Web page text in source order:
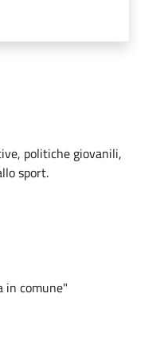
politiche giovanili,
sport.
in comune"